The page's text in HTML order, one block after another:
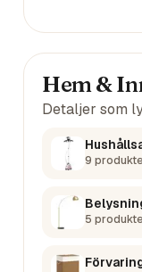
Hem &
Detaljer som
9
5